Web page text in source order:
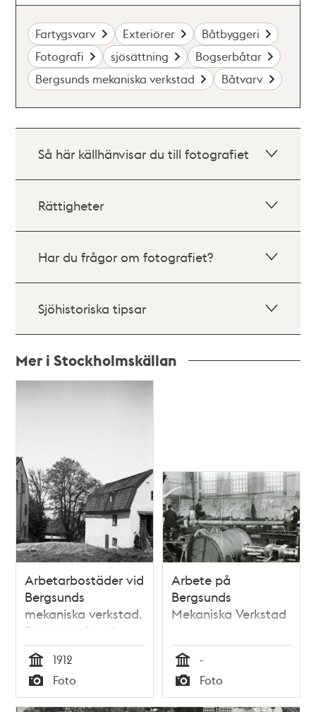
Fartygsvarv Exteriörer
Båtbyggeri
Fotografi
sjösättning
Bogserbåtar
Bergsunds mekaniska verkstad
Båtvarv
Så här källhänvisar du till fotografiet
Rättigheter
Har du frågor om fotografiet?
Sjöhistoriska tipsar
Mer i Stockholmskällan
Arbetarbostäder vid
Bergsunds
mekaniska verkstad.
En man står vid
ingången. I fonden
ses Centralfängelset
på Långholmen
Tid
1912
Typ
Foto
Arbete på
Bergsunds
Mekaniska Verkstad
Tid
-
Typ
Foto